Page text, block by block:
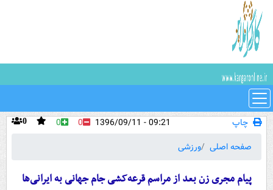
چاپ 0 0 0
09:21 - 1396/09/11
صفحه اصلی
ورزشی
پیام مجری زن بعد از مراسم قرعه‌کشی جام جهانی به ایرانی‌ها